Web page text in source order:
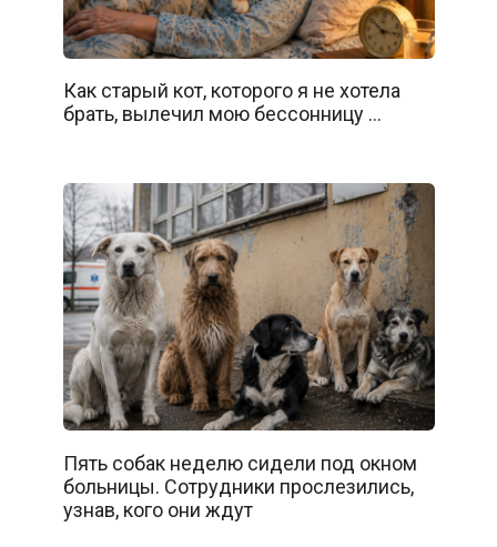
Как старый кот, которого я не хотела
брать, вылечил мою бессонницу …
Пять собак неделю сидели под окном
больницы. Сотрудники прослезились,
узнав, кого они ждут